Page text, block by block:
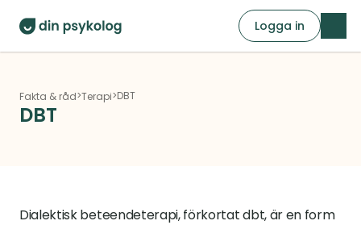
Logga in
Fakta & råd>Terapi>DBT
DBT
Dialektisk beteendeterapi, förkortat dbt, är en form